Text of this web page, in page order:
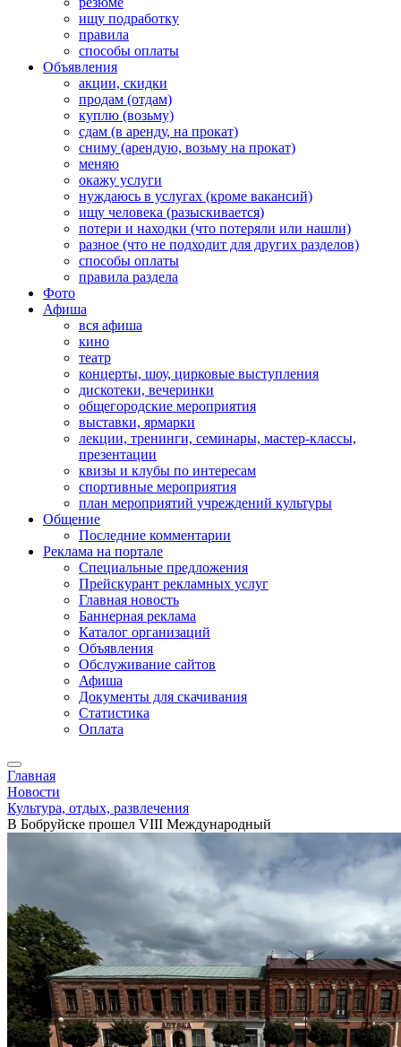
ищу подработку
правила
способы оплаты
Объявления
акции, скидки
продам (отдам)
куплю (возьму)
сдам (в аренду, на прокат)
сниму (арендую, возьму на прокат)
меняю
окажу услуги
нуждаюсь в услугах (кроме вакансий)
ищу человека (разыскивается)
потери и находки (что потеряли или нашли)
разное (что не подходит для других разделов)
способы оплаты
правила раздела
Фото
Афиша
вся афиша
кино
театр
концерты, шоу, цирковые выступления
дискотеки, вечеринки
общегородские мероприятия
выставки, ярмарки
лекции, тренинги, семинары, мастер-классы,
презентации
квизы и клубы по интересам
спортивные мероприятия
план мероприятий учреждений культуры
Общение
Последние комментарии
Реклама на портале
Специальные предложения
Прейскурант рекламных услуг
Главная новость
Баннерная реклама
Каталог организаций
Объявления
Обслуживание сайтов
Афиша
Документы для скачивания
Статистика
Оплата
Главная
Новости
Культура, отдых, развлечения
В Бобруйске прошел VIII Международный